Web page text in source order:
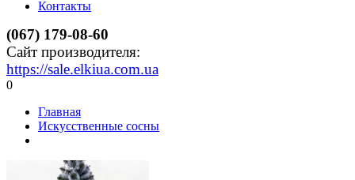
Контакты
(067) 179-08-60
Сайт производителя:
https://sale.elkiua.com.ua
0
Главная
Искусственные сосны